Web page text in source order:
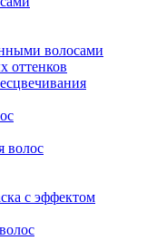
волосами
оттенков
волос
с эффектом